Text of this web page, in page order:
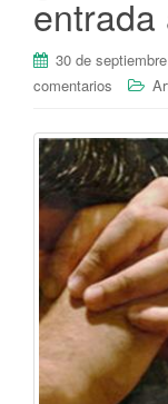
entrada
30 de
comentarios